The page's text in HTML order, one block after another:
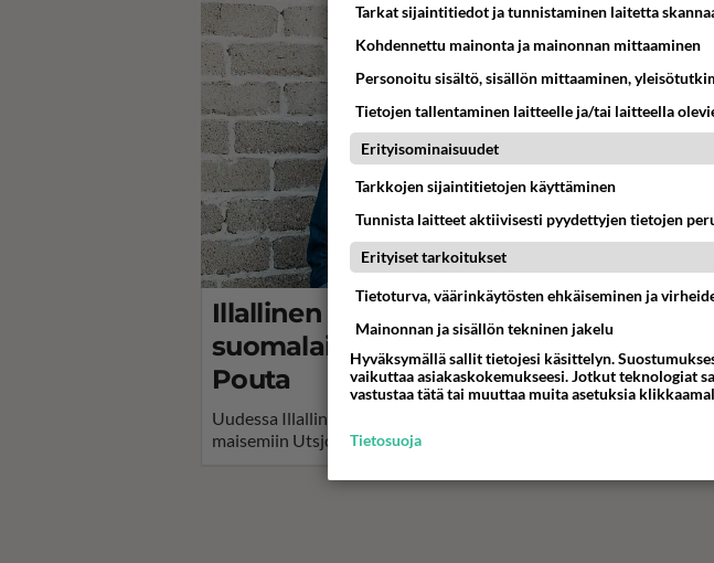
Illallinen kansallismaisemassa -sarja
suomalaisuudesta - Julkkisvieraana
Pouta
Uudessa Illallinen kansallismaisemassa -ohjelmassa lähdetään
maisemiin Utsjoelta Porvooseen.
Tarkat sijaintitiedot ja tunnistaminen laitetta
Kohdennettu mainonta ja mainonnan mittaaminen
Personoitu sisältö, sisällön mittaaminen,
Tietojen tallentaminen laitteelle ja/tai laitteella
Erityisominaisuudet
Tarkkojen sijaintitietojen käyttäminen
Tunnista laitteet aktiivisesti pyydettyjen tietojen
Erityiset tarkoitukset
Tietoturva, väärinkäytösten ehkäiseminen ja
Mainonnan ja sisällön tekninen jakelu
Hyväksymällä sallit tietojesi käsittelyn.
vaikuttaa asiakaskokemukseesi. Jotkut teknologiat
vastustaa tätä tai muuttaa muita asetuksia
Tietosuoja